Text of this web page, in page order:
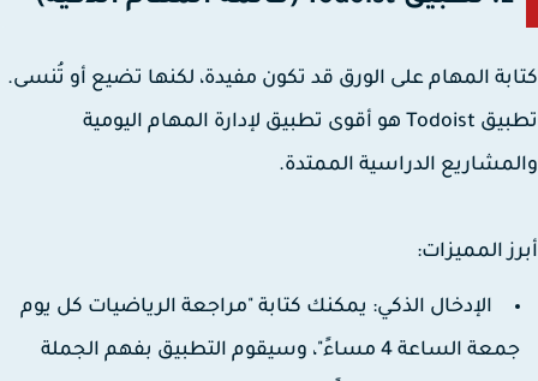
المهام على الورق قد تكون مفيدة، لكنها تضيع أو تُنسى.
تطبيق Todoist هو أقوى تطبيق لإدارة المهام اليومية
الدراسية الممتدة.
المميزات:
الإدخال الذكي:يمكنك كتابة "مراجعة الرياضيات كل يوم
جمعة الساعة 4 مساءً"، وسيقوم التطبيق بفهم الجملة